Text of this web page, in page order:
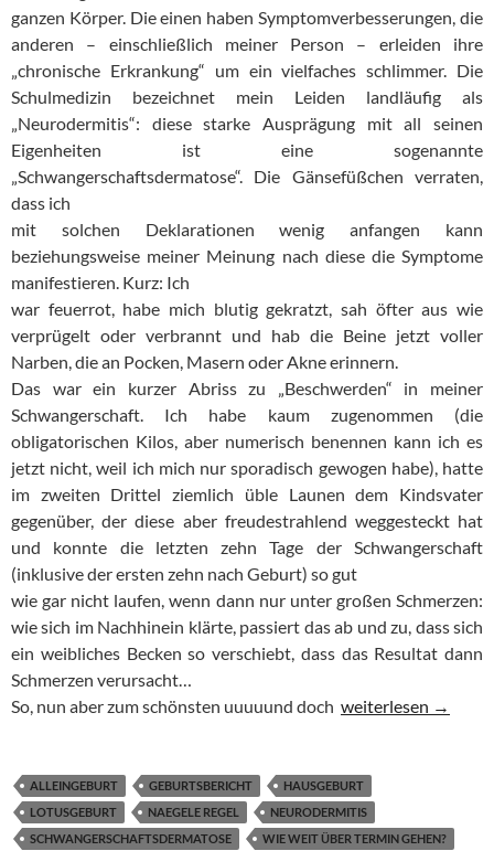
ganzen Körper. Die einen haben Symptomverbesserungen, die
anderen – einschließlich meiner Person – erleiden ihre
„chronische Erkrankung“ um ein vielfaches schlimmer. Die
Schulmedizin bezeichnet mein Leiden landläufig als
„Neurodermitis“: diese starke Ausprägung mit all seinen
Eigenheiten ist eine sogenannte
„Schwangerschaftsdermatose“. Die Gänsefüßchen verraten,
dass ich
mit solchen Deklarationen wenig anfangen kann
beziehungsweise meiner Meinung nach diese die Symptome
manifestieren. Kurz: Ich
war feuerrot, habe mich blutig gekratzt, sah öfter aus wie
verprügelt oder verbrannt und hab die Beine jetzt voller
Narben, die an Pocken, Masern oder Akne erinnern.
Das war ein kurzer Abriss zu „Beschwerden“ in meiner
Schwangerschaft. Ich habe kaum zugenommen (die
obligatorischen Kilos, aber numerisch benennen kann ich es
jetzt nicht, weil ich mich nur sporadisch gewogen habe), hatte
im zweiten Drittel ziemlich üble Launen dem Kindsvater
gegenüber, der diese aber freudestrahlend weggesteckt hat
und konnte die letzten zehn Tage der Schwangerschaft
(inklusive der ersten zehn nach Geburt) so gut
wie gar nicht laufen, wenn dann nur unter großen Schmerzen:
wie sich im Nachhinein klärte, passiert das ab und zu, dass sich
ein weibliches Becken so verschiebt, dass das Resultat dann
Schmerzen verursacht…
So, nun aber zum schönsten uuuuund doch Geburtsbericht:
weiterlesen →
ALLEINGEBURT GEBURTSBERICHT
HAUSGEBURT
LOTUSGEBURT
NAEGELE REGEL
NEURODERMITIS
SCHWANGERSCHAFTSDERMATOSE
WIE WEIT ÜBER TERMIN GEHEN?